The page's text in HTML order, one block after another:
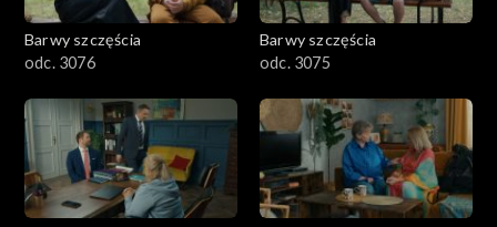
Barwy szczęścia
odc. 3076
Barwy szczęścia
odc. 3075